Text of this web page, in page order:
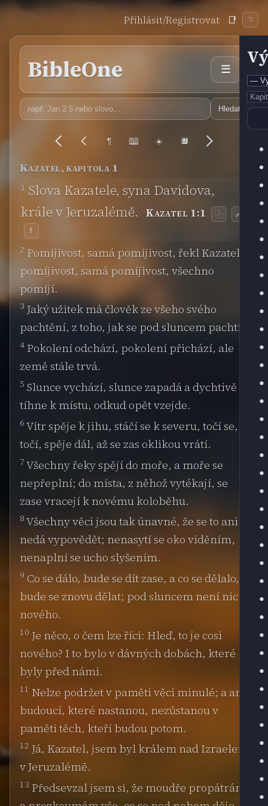
Přihlásit/Registrovat 📑 ❔
BibleOne ☰
Hledat
¶ 📖 ☀️ 🔲
Kazatel, kapitola 1
1 Slova Kazatele, syna Davidova,
krále v Jeruzalémě. Kazatel 1:1 ⿻
🔗
f
2 Pomíjivost, samá pomíjivost, řekl Kazatel,
pomíjivost, samá pomíjivost, všechno
pomíjí.
3 Jaký užitek má člověk ze všeho svého
pachtění, z toho, jak se pod sluncem pachtí?
4 Pokolení odchází, pokolení přichází, ale
země stále trvá.
5 Slunce vychází, slunce zapadá a dychtivě
tíhne k místu, odkud opět vzejde.
6 Vítr spěje k jihu, stáčí se k severu, točí se,
točí, spěje dál, až se zas oklikou vrátí.
7 Všechny řeky spějí do moře, a moře se
nepřeplní; do místa, z něhož vytékají, se
zase vracejí k novému koloběhu.
8 Všechny věci jsou tak únavné, že se to ani
nedá vypovědět; nenasytí se oko viděním,
nenaplní se ucho slyšením.
9 Co se dálo, bude se dít zase, a co se dělalo,
bude se znovu dělat; pod sluncem není nic
nového.
10 Je něco, o čem lze říci: Hleď, to je cosi
nového? I to bylo v dávných dobách, které
byly před námi.
11 Nelze podržet v paměti věci minulé; a ani
budoucí, které nastanou, nezůstanou v
paměti těch, kteří budou potom.
12 Já, Kazatel, jsem byl králem nad Izraelem
v Jeruzalémě.
13 Předsevzal jsem si, že moudře propátrám